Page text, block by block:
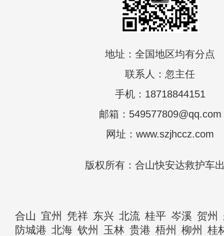
地址：全国地区均有分点
联系人：忽主任
手机：18718844151
邮箱：549577809@qq.com
网址：www.szjhccz.com
版权所有：合山快安达救护车
合山 宜州 凭祥 东兴 北流 桂平 岑溪 贺州
防城港 北海 钦州 玉林 贵港 梧州 柳州 桂